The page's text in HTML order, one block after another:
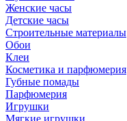
Женские часы
Детские часы
Строительные материалы
Обои
Клеи
Косметика и парфюмерия
Губные помады
Парфюмерия
Игрушки
Мягкие игрушки